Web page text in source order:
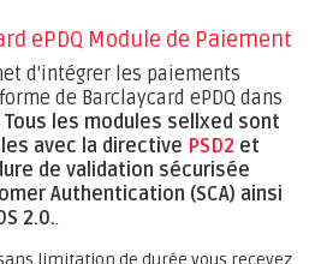
ePDQ Module de Paiement
d'intégrer les paiements
de Barclaycard ePDQ dans
Tous les modules sellxed sont
avec la directive PSD2 et
de validation sécurisée
Authentication (SCA) ainsi
2.0..
limitation de durée vous recevez